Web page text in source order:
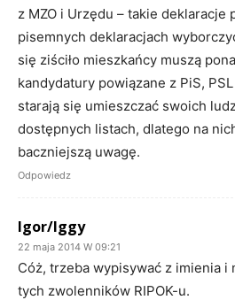
z MZO i Urzędu – takie deklaracje
pisemnych deklaracjach
się ziściło mieszkańcy muszą
kandydatury powiązane z PiS,
starają się umieszczać swoich
dostępnych listach, dlatego na
baczniejszą uwagę.
Odpowiedz
Igor/Iggy
22 maja 2014 W 09:21
Cóż, trzeba wypisywać z imienia i
tych zwolenników RIPOK-u.